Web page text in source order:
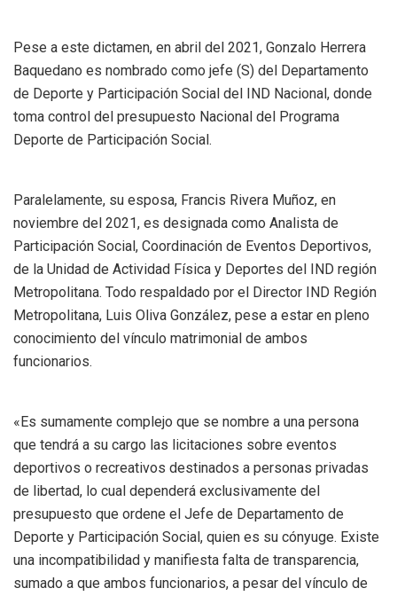
Pese a este dictamen, en abril del 2021, Gonzalo Herrera
Baquedano es nombrado como jefe (S) del Departamento
de Deporte y Participación Social del IND Nacional, donde
toma control del presupuesto Nacional del Programa
Deporte de Participación Social.
Paralelamente, su esposa, Francis Rivera Muñoz, en
noviembre del 2021, es designada como Analista de
Participación Social, Coordinación de Eventos Deportivos,
de la Unidad de Actividad Física y Deportes del IND región
Metropolitana. Todo respaldado por el Director IND Región
Metropolitana, Luis Oliva González, pese a estar en pleno
conocimiento del vínculo matrimonial de ambos
funcionarios.
«Es sumamente complejo que se nombre a una persona
que tendrá a su cargo las licitaciones sobre eventos
deportivos o recreativos destinados a personas privadas
de libertad, lo cual dependerá exclusivamente del
presupuesto que ordene el Jefe de Departamento de
Deporte y Participación Social, quien es su cónyuge. Existe
una incompatibilidad y manifiesta falta de transparencia,
sumado a que ambos funcionarios, a pesar del vínculo de